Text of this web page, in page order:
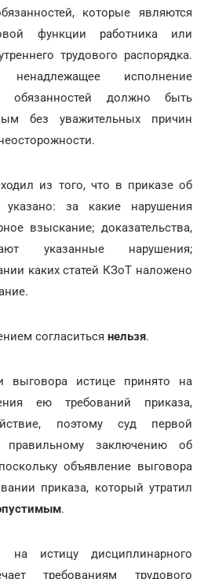
которые являются
функции работника или
трудового распорядка.
исполнение
обязанностей должно быть
без уважительных причин
из того, что в приказе об
за какие нарушения
взыскание; доказательства,
указанные нарушения;
каких статей КЗоТ наложено
согласиться нельзя.
выговора истице принято на
ею требований приказа,
поэтому суд первой
заключению об
объявление выговора
приказа, который утратил
.
истицу дисциплинарного
требованиям трудового